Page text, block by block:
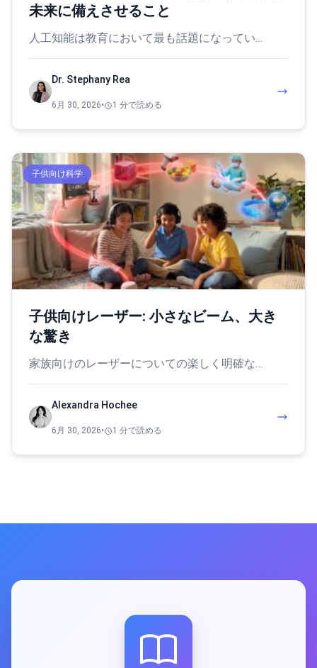
未来に備えさせること
人工知能は教育において最も話題になってい…
Dr. Stephany Rea
6月 30, 2026• 1 分で読める
子供向け科学
子供向けレーザー: 小さなビーム、大き
な驚き
家族向けのレーザーについての楽しく明確な…
Alexandra Hochee
6月 30, 2026• 1 分で読める